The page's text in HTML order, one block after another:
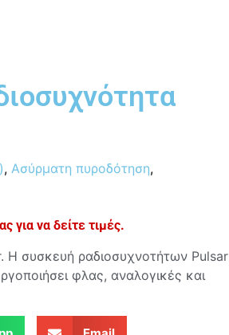
, Ασύρματη πυροδότηση,
για να δείτε τιμές.
Η συσκευή ραδιοσυχνοτήτων Pulsar
φλας, αναλογικές και